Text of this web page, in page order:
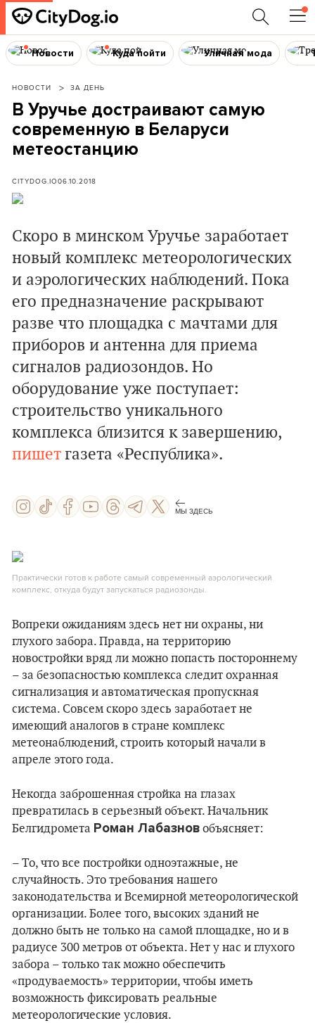
Новости Куда пойти Уличная мода
НОВОСТИ ЗА ДЕНЬ
В Уручье достраивают самую
современную в Беларуси
метеостанцию
CITYDOG.IO06.10.2018
Скоро в минском Уручье заработает
новый комплекс метеорологических
и аэрологических наблюдений. Пока
его предназначение раскрывают
разве что площадка с мачтами для
приборов и антенна для приема
сигналов радиозондов. Но
оборудование уже поступает:
строительство уникального
комплекса близится к завершению,
пишетгазета «Республика».
МЫ ЗДЕСЬ
Практически готов к работе самый современный аэрологический
комплекс, откуда будут запускаться радиозонды.
Вопреки ожиданиям здесь нет ни охраны, ни
глухого забора. Правда, на территорию
новостройки вряд ли можно попасть постороннему
– за безопасностью комплекса следит охранная
сигнализация и автоматическая пропускная
система. Совсем скоро здесь заработает не
имеющий аналогов в стране комплекс
метеонаблюдений, строить который начали в
апреле этого года.
Некогда заброшенная стройка на глазах
превратилась в серьезный объект. Начальник
Белгидромета Роман Лабазнов объясняет:
– То, что все постройки одноэтажные, не
случайность. Это требования нашего
законодательства и Всемирной метеорологической
организации. Более того, высоких зданий не
должно быть не только на самой площадке, но и в
радиусе 300 метров от объекта. Нет у нас и глухого
забора – только так можно обеспечить
«продуваемость» территории, чтобы иметь
возможность фиксировать реальные
метеорологические условия.